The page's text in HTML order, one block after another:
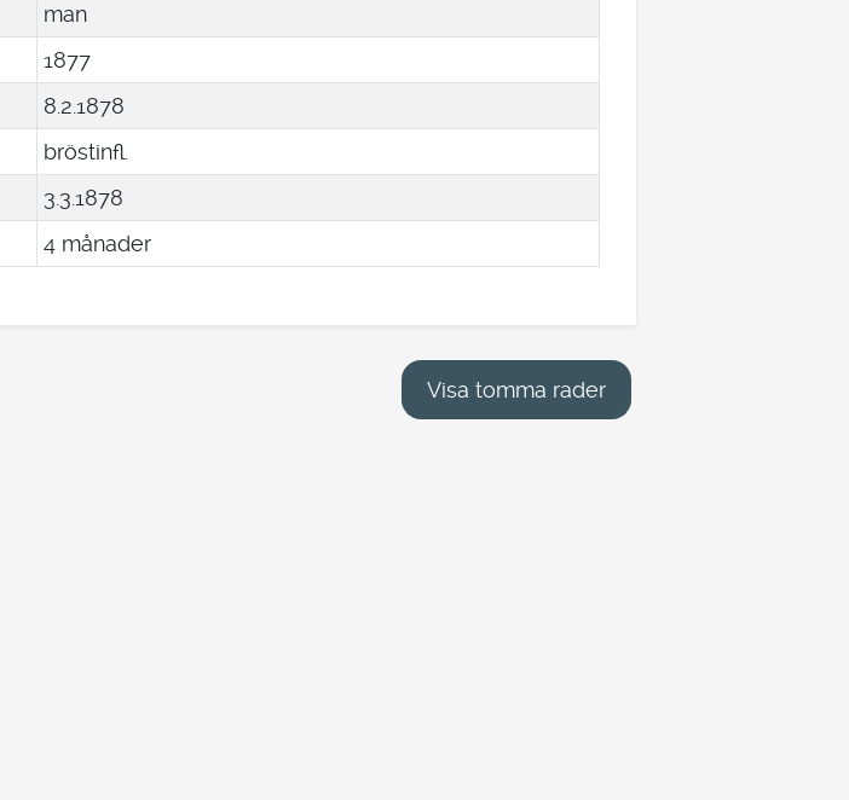
man
1877
8 2.1878
bröstinfl.
3 3.1878
4 månader
Visa tomma rader